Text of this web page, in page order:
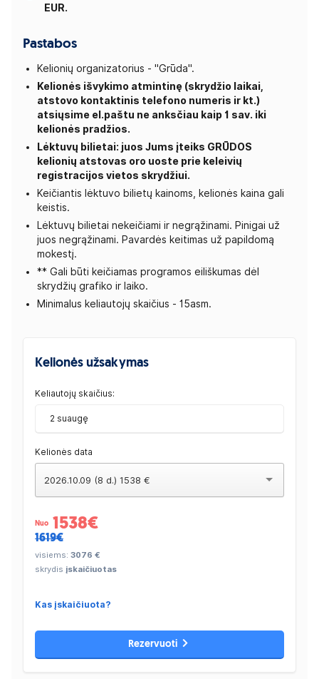
EUR.
Pastabos
Kelionių organizatorius - "Grūda".
Kelionės išvykimo atmintinę (skrydžio laikai,
atstovo kontaktinis telefono numeris ir kt.)
atsiųsime el.paštu ne anksčiau kaip 1 sav. iki
kelionės pradžios.
Lėktuvų bilietai: juos Jums įteiks GRŪDOS
kelionių atstovas oro uoste prie keleivių
registracijos vietos skrydžiui.
Keičiantis lėktuvo bilietų kainoms, kelionės kaina gali
keistis.
Lėktuvų bilietai nekeičiami ir negrąžinami. Pinigai už
juos negrąžinami. Pavardės keitimas už papildomą
mokestį.
** Gali būti keičiamas programos eiliškumas dėl
skrydžių grafiko ir laiko.
Minimalus keliautojų skaičius - 15asm.
Kelionės užsakymas
Keliautojų skaičius:
2 suaugę
Kelionės data
2026.10.09 (8 d.) 1538 €
Nuo 1538€
1619€
visiems: 3076 €
skrydis įskaičiuotas
Kas įskaičiuota?
Rezervuoti